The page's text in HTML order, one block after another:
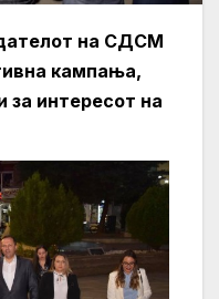
на СДСМ
кампања,
за интересот на